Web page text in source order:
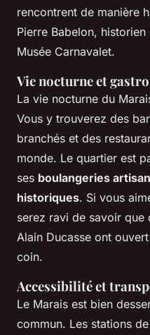
rencontrent de manière
Pierre Babelon,
Musée Carnavalet.
Vie nocturne et
La vie nocturne du
Vous y trouverez des
branchés et des
monde. Le quartier est
ses boulangeries
historiques. Si vous
serez ravi de savoir que
Alain Ducasse ont
coin.
Accessibilité et
Le Marais est bien
commun. Les stations